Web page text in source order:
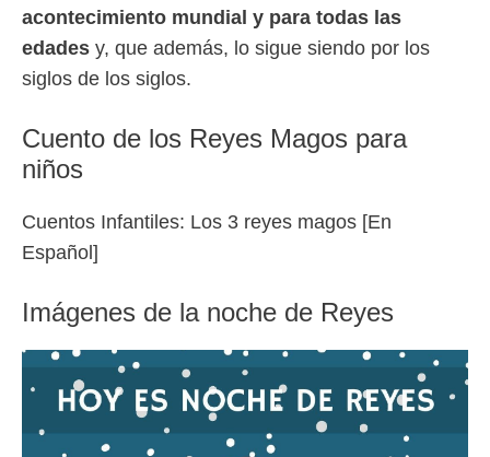
acontecimiento mundial y para todas las
edades y, que además, lo sigue siendo por los
siglos de los siglos.
Cuento de los Reyes Magos para
niños
Cuentos Infantiles: Los 3 reyes magos [En
Español]
Imágenes de la noche de Reyes